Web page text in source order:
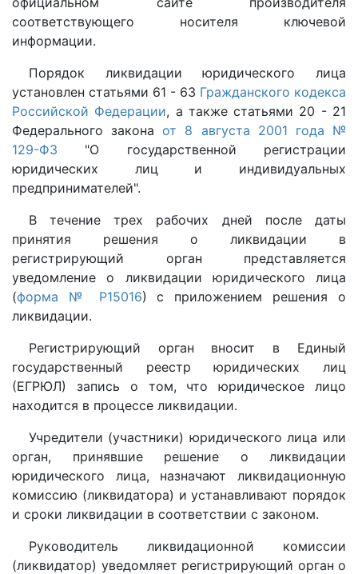
соответствующего носителя ключевой
информации.
Порядок ликвидации юридического лица
установлен статьями 61 - 63 Гражданского кодекса
Российской Федерации, а также статьями 20 - 21
Федерального законаот 8 августа 2001 года №
129-ФЗ "О государственной регистрации
юридических лиц и индивидуальных
предпринимателей".
В течение трех рабочих дней после даты
принятия решения о ликвидации в
регистрирующий орган представляется
уведомление о ликвидации юридического лица
(форма № Р15016) с приложением решения о
ликвидации.
Регистрирующий орган вносит в Единый
государственный реестр юридических лиц
(ЕГРЮЛ) запись о том, что юридическое лицо
находится в процессе ликвидации.
Учредители (участники) юридического лица или
орган, принявшие решение о ликвидации
юридического лица, назначают ликвидационную
комиссию (ликвидатора) и устанавливают порядок
и сроки ликвидации в соответствии с законом.
Руководитель ликвидационной комиссии
(ликвидатор) уведомляет регистрирующий орган о